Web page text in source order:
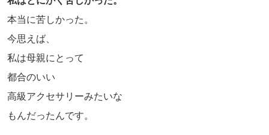
本当に苦しかった。
今思えば、
私は母親にとって
都合のいい
高級アクセサリーみたいな
もんだったんです。